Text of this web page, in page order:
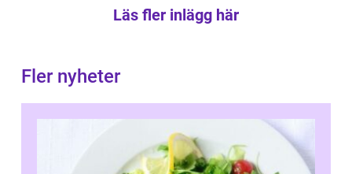
Läs fler inlägg här
Fler nyheter